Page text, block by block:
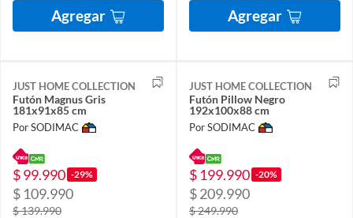
Agregar Agregar
JUST HOME COLLECTION
Futón Magnus Gris
181x91x85 cm
Por SODIMAC
$ 99.990 -29%
$ 109.990
$ 139.990
JUST HOME COLLECTION
Futón Pillow Negro
192x100x88 cm
Por SODIMAC
$ 199.990 -20%
$ 209.990
$ 249.990